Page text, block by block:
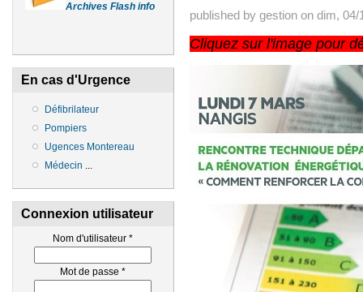
Archives Flash info
En cas d'Urgence
Défibrilateur
Pompiers
Ugences Montereau
Médecin ...
Connexion utilisateur
Nom d'utilisateur*
Mot de passe*
published by gestionon dim, 04/
Cliquez sur l'image pour